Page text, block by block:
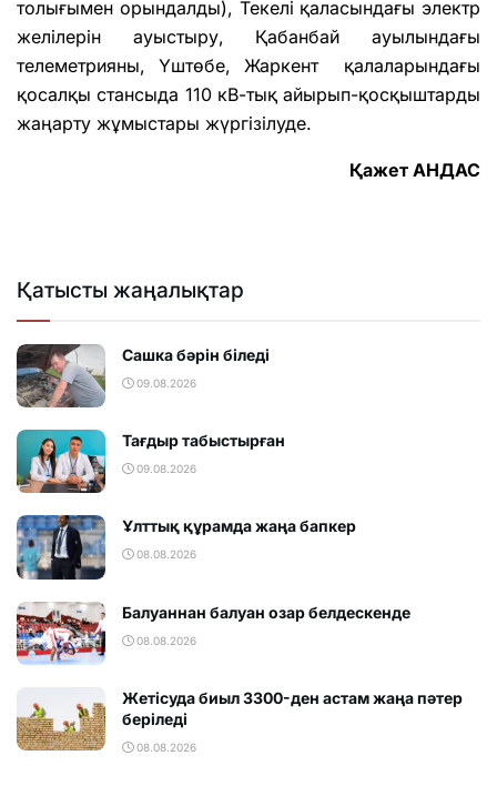
толығымен орындалды), Текелі қаласындағы электр
желілерін ауыстыру, Қабанбай ауылындағы
телеметрияны, Үштөбе, Жаркент қалаларындағы
қосалқы стансыда 110 кВ-тық айырып-қосқыштарды
жаңарту жұмыстары жүргізілуде.
Қажет АНДАС
Қатысты жаңалықтар
Сашка бәрін біледі
09.08.2026
Тағдыр табыстырған
09.08.2026
Ұлттық құрамда жаңа бапкер
08.08.2026
Балуаннан балуан озар белдескенде
08.08.2026
Жетісуда биыл 3300-ден астам жаңа пәтер
беріледі
08.08.2026